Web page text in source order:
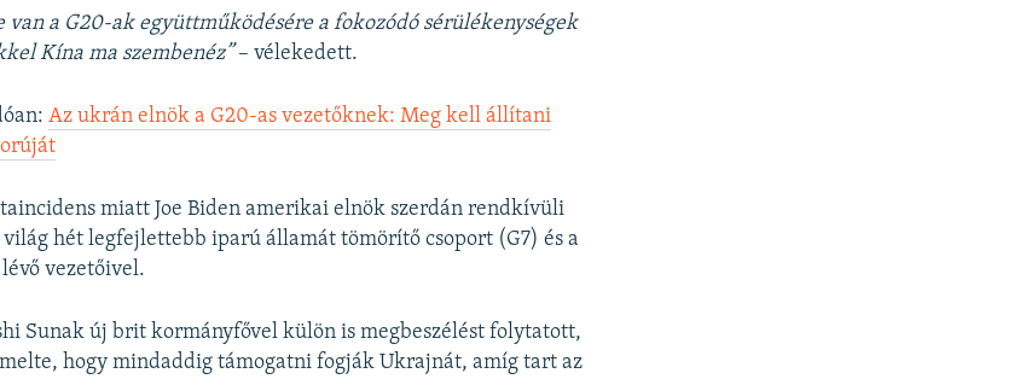
van a G20-ak együttműködésére a fokozódó sérülékenységek
Kína ma szembenéz”– vélekedett.
Az ukrán elnök a G20-as vezetőknek: Meg kell állítani
miatt Joe Biden amerikai elnök szerdán rendkívüli
hét legfejlettebb iparú államát tömörítő csoport (G7) és a
vezetőivel.
Sunak új brit kormányfővel külön is megbeszélést folytatott,
hogy mindaddig támogatni fogják Ukrajnát, amíg tart az